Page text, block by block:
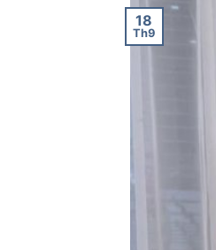
18
Th9